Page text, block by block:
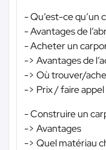
- Qu’est-ce qu’un
- Avantages de
- Acheter un
-> Avantages de
-> Où trouver/
-> Prix / faire
- Construire un
-> Avantages
-> Quel matériau